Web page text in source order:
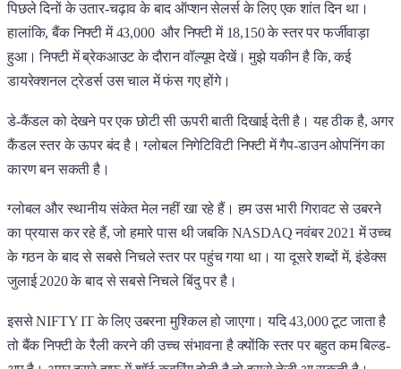
पिछले दिनों के उतार-चढ़ाव के बाद ऑप्शन सेलर्स के लिए एक शांत दिन था।
हालांकि, बैंक निफ्टी में 43,000 और निफ्टी में 18,150 के स्तर पर फर्जीवाड़ा
हुआ। निफ्टी में ब्रेकआउट के दौरान वॉल्यूम देखें। मुझे यकीन है कि, कई
डायरेक्शनल ट्रेडर्स उस चाल में फंस गए होंगे।
डे-कैंडल को देखने पर एक छोटी सी ऊपरी बाती दिखाई देती है। यह ठीक है, अगर
कैंडल स्तर के ऊपर बंद है। ग्लोबल निगेटिविटी निफ्टी में गैप-डाउन ओपनिंग का
कारण बन सकती है।
ग्लोबल और स्थानीय संकेत मेल नहीं खा रहे हैं। हम उस भारी गिरावट से उबरने
का प्रयास कर रहे हैं, जो हमारे पास थी जबकि NASDAQ नवंबर 2021 में उच्च
के गठन के बाद से सबसे निचले स्तर पर पहुंच गया था। या दूसरे शब्दों में, इंडेक्स
जुलाई 2020 के बाद से सबसे निचले बिंदु पर है।
इससे NIFTY IT के लिए उबरना मुश्किल हो जाएगा। यदि 43,000 टूट जाता है
तो बैंक निफ्टी के रैली करने की उच्च संभावना है क्योंकि स्तर पर बहुत कम बिल्ड-